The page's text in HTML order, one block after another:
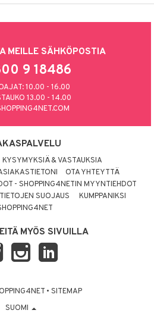
MEILLE SÄHKÖPOSTIA
9 18486
10.00 - 16.00
13.00 - 14.00
KYSYMYKSIÄ & VASTAUKSIA
OTA YHTEYTTÄ
- SHOPPING4NETIN MYYNTIEHDOT
SUOJAUS
KUMPPANIKSI
MYÖS SIVUILLA
• SITEMAP
SUOMI